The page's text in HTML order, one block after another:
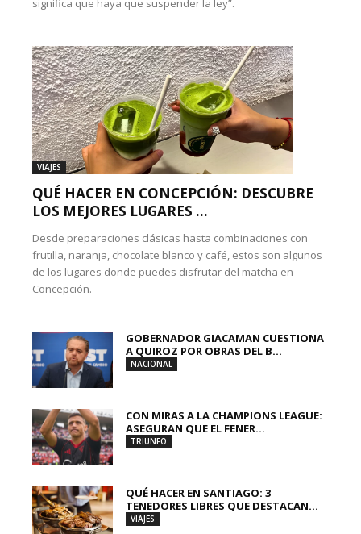
significa que haya que suspender la ley”.
VIAJES
QUÉ HACER EN CONCEPCIÓN: DESCUBRE
LOS MEJORES LUGARES ...
Desde preparaciones clásicas hasta combinaciones con
frutilla, naranja, chocolate blanco y café, estos son algunos
de los lugares donde puedes disfrutar del matcha en
Concepción.
GOBERNADOR GIACAMAN CUESTIONA
A QUIROZ POR OBRAS DEL B...
NACIONAL
CON MIRAS A LA CHAMPIONS LEAGUE:
ASEGURAN QUE EL FENER...
TRIUNFO
QUÉ HACER EN SANTIAGO: 3
TENEDORES LIBRES QUE DESTACAN...
VIAJES